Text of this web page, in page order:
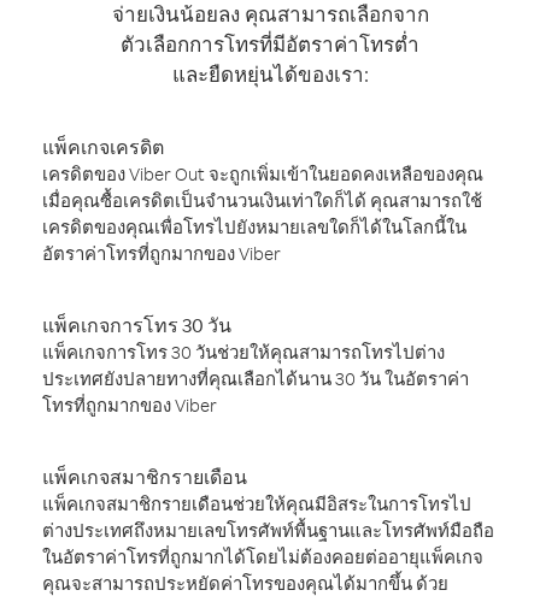
จ่ายเงินน้อยลง คุณสามารถเลือกจาก
ตัวเลือกการโทรที่มีอัตราค่าโทรต่ำ
และยืดหยุ่นได้ของเรา:
แพ็คเกจเครดิต
เครดิตของ Viber Out จะถูกเพิ่มเข้าในยอดคงเหลือของคุณ
เมื่อคุณซื้อเครดิตเป็นจำนวนเงินเท่าใดก็ได้ คุณสามารถใช้
เครดิตของคุณเพื่อโทรไปยังหมายเลขใดก็ได้ในโลกนี้ใน
อัตราค่าโทรที่ถูกมากของ Viber
แพ็คเกจการโทร 30 วัน
แพ็คเกจการโทร 30 วันช่วยให้คุณสามารถโทรไปต่าง
ประเทศยังปลายทางที่คุณเลือกได้นาน 30 วัน ในอัตราค่า
โทรที่ถูกมากของ Viber
แพ็คเกจสมาชิกรายเดือน
แพ็คเกจสมาชิกรายเดือนช่วยให้คุณมีอิสระในการโทรไป
ต่างประเทศถึงหมายเลขโทรศัพท์พื้นฐานและโทรศัพท์มือถือ
ในอัตราค่าโทรที่ถูกมากได้โดยไม่ต้องคอยต่ออายุแพ็คเกจ
คุณจะสามารถประหยัดค่าโทรของคุณได้มากขึ้น ด้วย